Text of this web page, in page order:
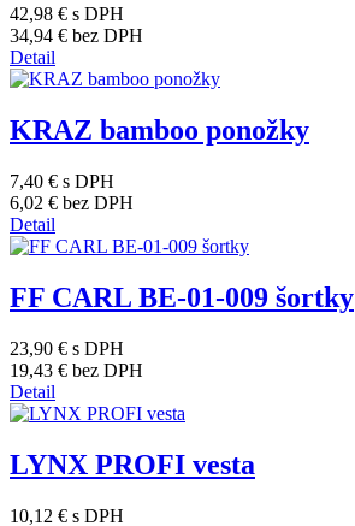
42,98 € s DPH
34,94 € bez DPH
Detail
KRAZ bamboo ponožky
7,40 € s DPH
6,02 € bez DPH
Detail
FF CARL BE-01-009 šortky
23,90 € s DPH
19,43 € bez DPH
Detail
LYNX PROFI vesta
10,12 € s DPH